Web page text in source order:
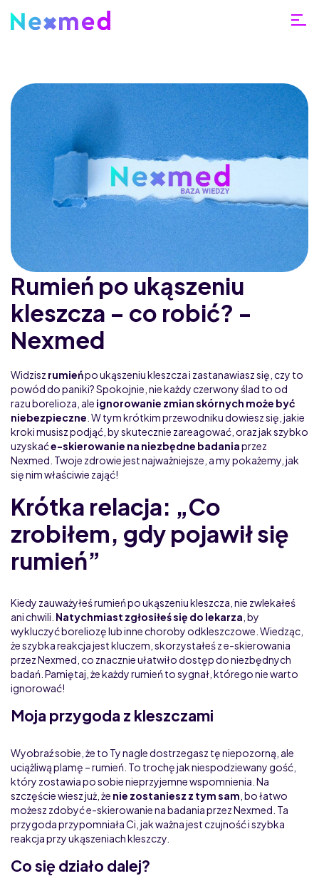
Rumień po ukąszeniu
kleszcza – co robić? -
Nexmed
Widzisz rumieńpo ukąszeniu kleszcza i zastanawiasz się, czy to
powód do paniki? Spokojnie, nie każdy czerwony ślad to od
razu borelioza, ale ignorowanie zmian skórnych może być
niebezpieczne . W tym krótkim przewodniku dowiesz się, jakie
kroki musisz podjąć, by skutecznie zareagować, oraz jak szybko
uzyskaće-skierowanie na niezbędne badaniaprzez
Nexmed. Twoje zdrowie jest najważniejsze, a my pokażemy, jak
się nim właściwie zająć!
Krótka relacja: „Co
zrobiłem, gdy pojawił się
rumień”
Kiedy zauważyłeś rumień po ukąszeniu kleszcza, nie zwlekałeś
ani chwili. Natychmiast zgłosiłeś się do lekarza , by
wykluczyć boreliozę lub inne choroby odkleszczowe. Wiedząc,
że szybka reakcja jest kluczem, skorzystałeś z e-skierowania
przez Nexmed, co znacznie ułatwiło dostęp do niezbędnych
badań. Pamiętaj, że każdy rumień to sygnał, którego nie warto
ignorować!
Moja przygoda z kleszczami
Wyobraź sobie, że to Ty nagle dostrzegasz tę niepozorną, ale
uciążliwą plamę – rumień. To trochę jak niespodziewany gość,
który zostawia po sobie nieprzyjemne wspomnienia. Na
szczęście wiesz już, że nie zostaniesz z tym sam , bo łatwo
możesz zdobyć e-skierowanie na badania przez Nexmed. Ta
przygoda przypomniała Ci, jak ważna jest czujność i szybka
reakcja przy ukąszeniach kleszczy.
Co się działo dalej?